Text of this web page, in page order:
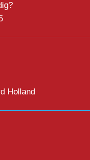
Holland